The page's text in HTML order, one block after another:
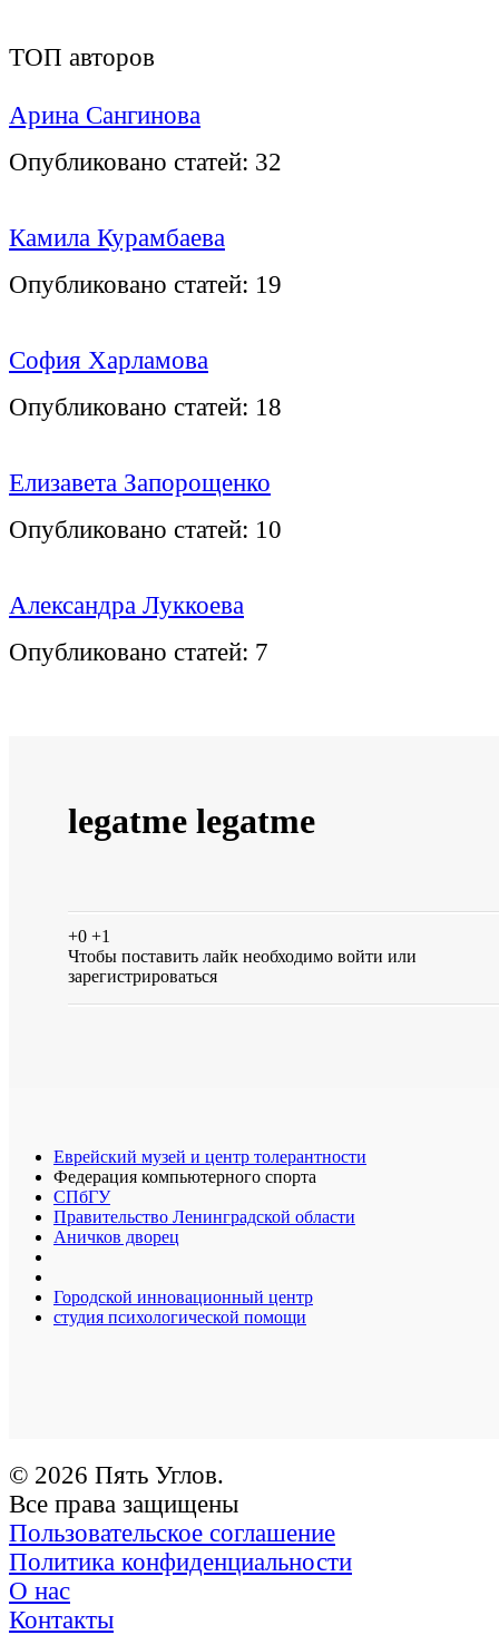
ТОП авторов
Арина Сангинова
Опубликовано статей: 32
Камила Курамбаева
Опубликовано статей: 19
София Харламова
Опубликовано статей: 18
Елизавета Запорощенко
Опубликовано статей: 10
Александра Луккоева
Опубликовано статей: 7
legatme legatme
+0 +1
Чтобы поставить лайк необходимо войти или
зарегистрироваться
Еврейский музей и центр толерантности
Федерация компьютерного спорта
СПбГУ
Правительство Ленинградской области
Аничков дворец
Городской инновационный центр
студия психологической помощи
© 2026 Пять Углов.
Все права защищены
Пользовательское соглашение
Политика конфиденциальности
О нас
Контакты